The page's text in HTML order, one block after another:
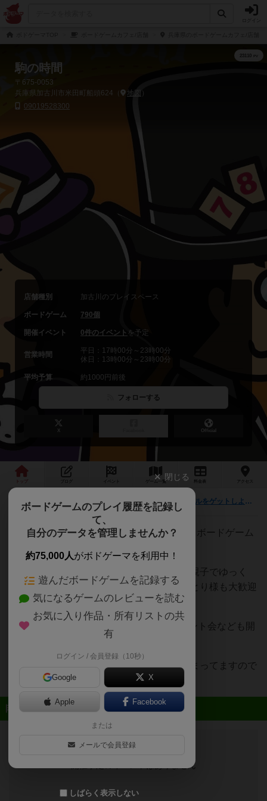
駒の時間
〒675-0053
兵庫県加古川市米田町船頭624（
地図
）
09019528300
店舗種別 加古川のプレイスペース
ボードゲーム 790個
開催イベント 0件のイベント を予定
営業時間
平日：17時00分～23時00分
休日：13時00分～23時00分
平均予算 約1000円前後
フォローする
X Official
ゲーム 一覧 料金 アクセス
最新情報 アタック・オブ・ジェリー・モンスター限定タイルをゲットしよう！
兵庫県加古川市米田町船頭624にあります、ボードゲーム
アットホームなプレイスペースですので、親子でゆっく
り、お友達同士で賑やかに、もちろんおひとり様も大歓迎
です(*˙˘˙*)!
ボードゲームの他に定期的にTRPGやペイント会なども開
おもちゃ箱みたいにいろんな楽しい事が詰まってますので
是非遊びに来てね(*˙˘˙*)!
近日開催予定のイベント
開催予定のイベントはありません
閉じる
ボードゲームのプレイ履歴を記録し
て、
自分のデータを管理しませんか？
約75,000人がボドゲーマを利用中！
遊んだボードゲームを記録する
気になるゲームのレビューを読む
お気に入り作品・所有リストの共
有
ログイン / 会員登録（10秒）
Google X
Apple Facebook
または
メールで会員登録
しばらく表示しない